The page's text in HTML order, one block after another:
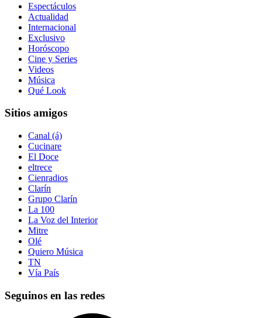
Espectáculos
Actualidad
Internacional
Exclusivo
Horóscopo
Cine y Series
Videos
Música
Qué Look
Sitios amigos
Canal (á)
Cucinare
El Doce
eltrece
Cienradios
Clarín
Grupo Clarín
La 100
La Voz del Interior
Mitre
Olé
Quiero Música
TN
Vía País
Seguinos en las redes